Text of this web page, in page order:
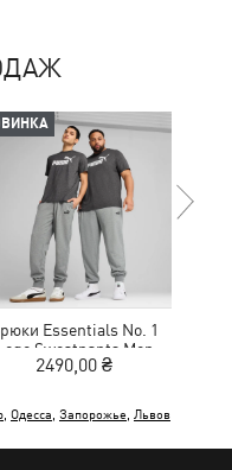
Essentials No. 1
Sweatpants Men
2490,00 ₴
Одесса Запорожье Львов